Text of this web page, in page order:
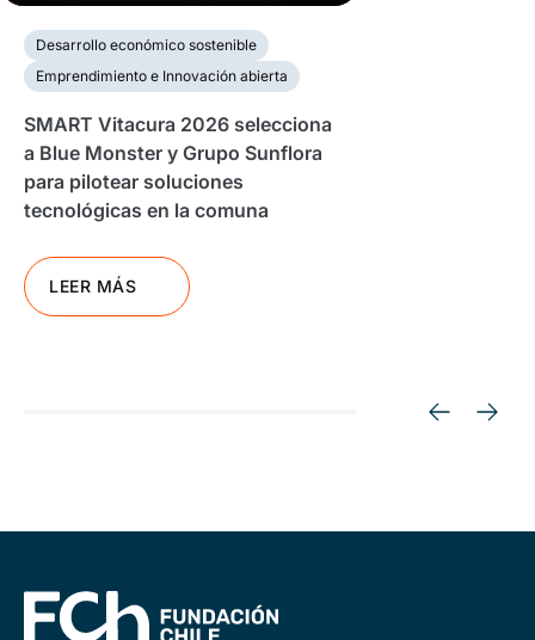
Desarrollo económico sostenible
Emprendimiento e Innovación abierta
SMART Vitacura 2026 selecciona
a Blue Monster y Grupo Sunflora
para pilotear soluciones
tecnológicas en la comuna
LEER MÁS